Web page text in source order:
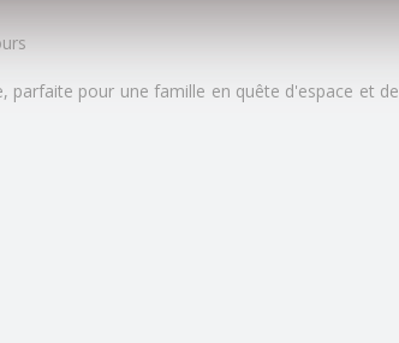
parfaite pour une famille en quête d'espace et de